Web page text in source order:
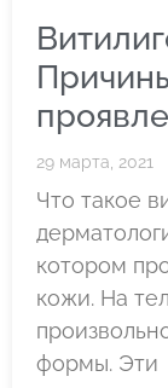
29 марта, 2021
Что такое
котором
кожи. На
формы. Эти